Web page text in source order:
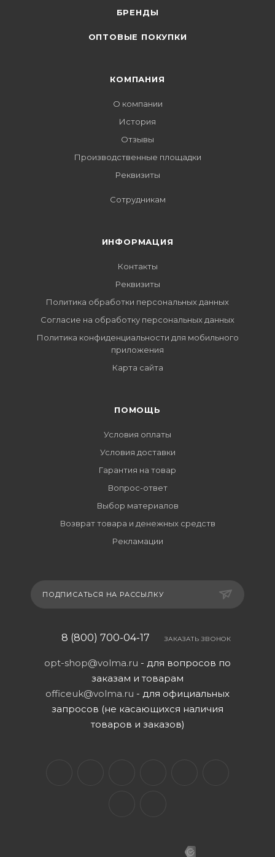
БРЕНДЫ
ОПТОВЫЕ ПОКУПКИ
КОМПАНИЯ
О компании
История
Отзывы
Производственные площадки
Реквизиты
Сотрудникам
ИНФОРМАЦИЯ
Контакты
Реквизиты
Политика обработки персональных данных
Согласие на обработку персональных данных
Политика конфиденциальности для мобильного
приложения
Карта сайта
ПОМОЩЬ
Условия оплаты
Условия доставки
Гарантия на товар
Вопрос-ответ
Выбор материалов
Возврат товара и денежных средств
Рекламации
ПОДПИСАТЬСЯ НА РАССЫЛКУ
8 (800) 700-04-17 ЗАКАЗАТЬ ЗВОНОК
opt-shop@volma.ru - для вопросов по
заказам и товарам
officeuk@volma.ru - для официальных
запросов (не касающихся наличия
товаров и заказов)